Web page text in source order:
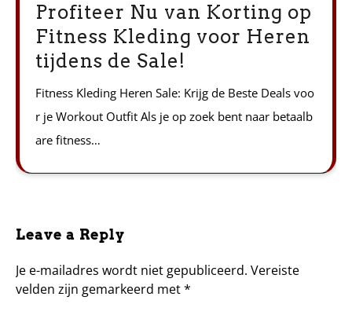
Profiteer Nu van Korting op
Fitness Kleding voor Heren
tijdens de Sale!
Fitness Kleding Heren Sale: Krijg de Beste Deals voo
r je Workout Outfit Als je op zoek bent naar betaalb
are fitness…
Leave a Reply
Je e-mailadres wordt niet gepubliceerd. Vereiste
velden zijn gemarkeerd met*